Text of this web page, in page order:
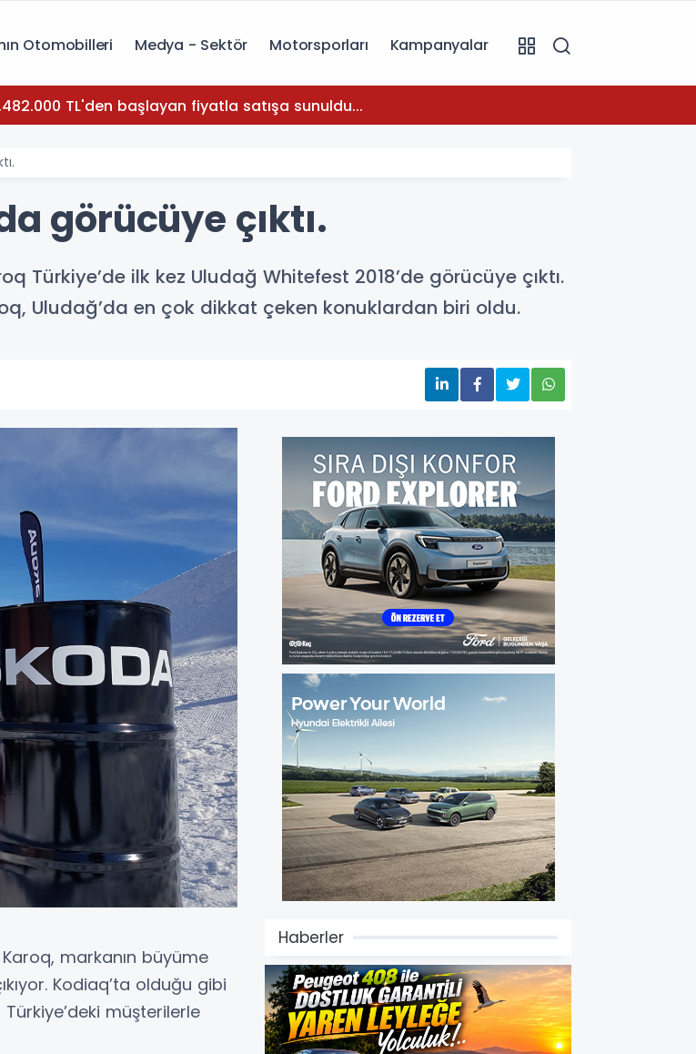
Otomobilleri Medya - Sektör Motorsporları Kampanyalar
TL'den başlayan fiyatla satışa sunuldu...
görücüye çıktı.
Türkiye’de ilk kez Uludağ Whitefest 2018’de görücüye çıktı.
Uludağ’da en çok dikkat çeken konuklardan biri oldu.
Karoq, markanın büyüme
Kodiaq’ta olduğu gibi
müşterilerle
Haberler